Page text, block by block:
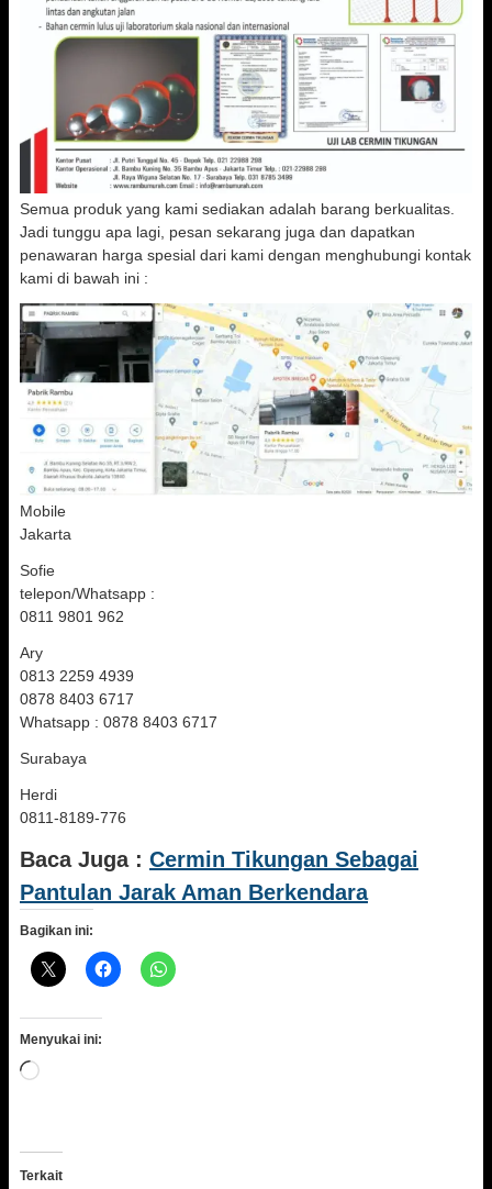
Semua produk yang kami sediakan adalah barang berkualitas.
Jadi tunggu apa lagi, pesan sekarang juga dan dapatkan
penawaran harga spesial dari kami dengan menghubungi kontak
kami di bawah ini :
Mobile
Jakarta
Sofie
telepon/Whatsapp :
0811 9801 962
Ary
0813 2259 4939
0878 8403 6717
Whatsapp : 0878 8403 6717
Surabaya
Herdi
0811-8189-776
Baca Juga : Cermin Tikungan Sebagai
Pantulan Jarak Aman Berkendara
Bagikan ini:
Menyukai ini:
Memuat...
Terkait